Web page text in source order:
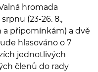
hromada
(23-26. 8.,
připomínkám) a dvě
hlasováno o 7
jednotlivých
členů do rady